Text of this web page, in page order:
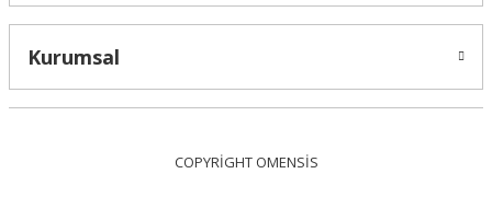
Kurumsal
COPYRİGHT OMENSİS